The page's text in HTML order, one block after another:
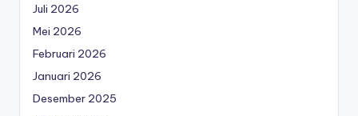
Juli 2026
Mei 2026
Februari 2026
Januari 2026
Desember 2025